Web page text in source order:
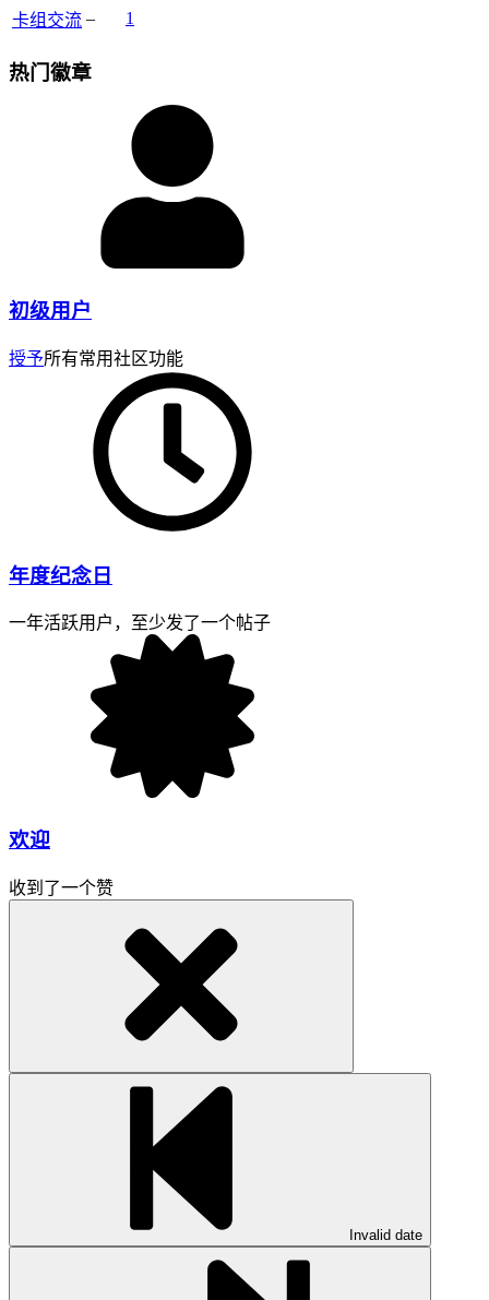
卡组交流 – 1
热门徽章
初级用户
授予所有常用社区功能
年度纪念日
一年活跃用户，至少发了一个帖子
欢迎
收到了一个赞
Invalid date